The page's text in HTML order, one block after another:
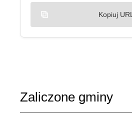
Kopiuj URL
Zaliczone gminy